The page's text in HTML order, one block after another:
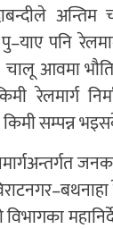
अन्तिम
पनि
आवमा
रेलमार्ग
सम्पन्न
विभागका